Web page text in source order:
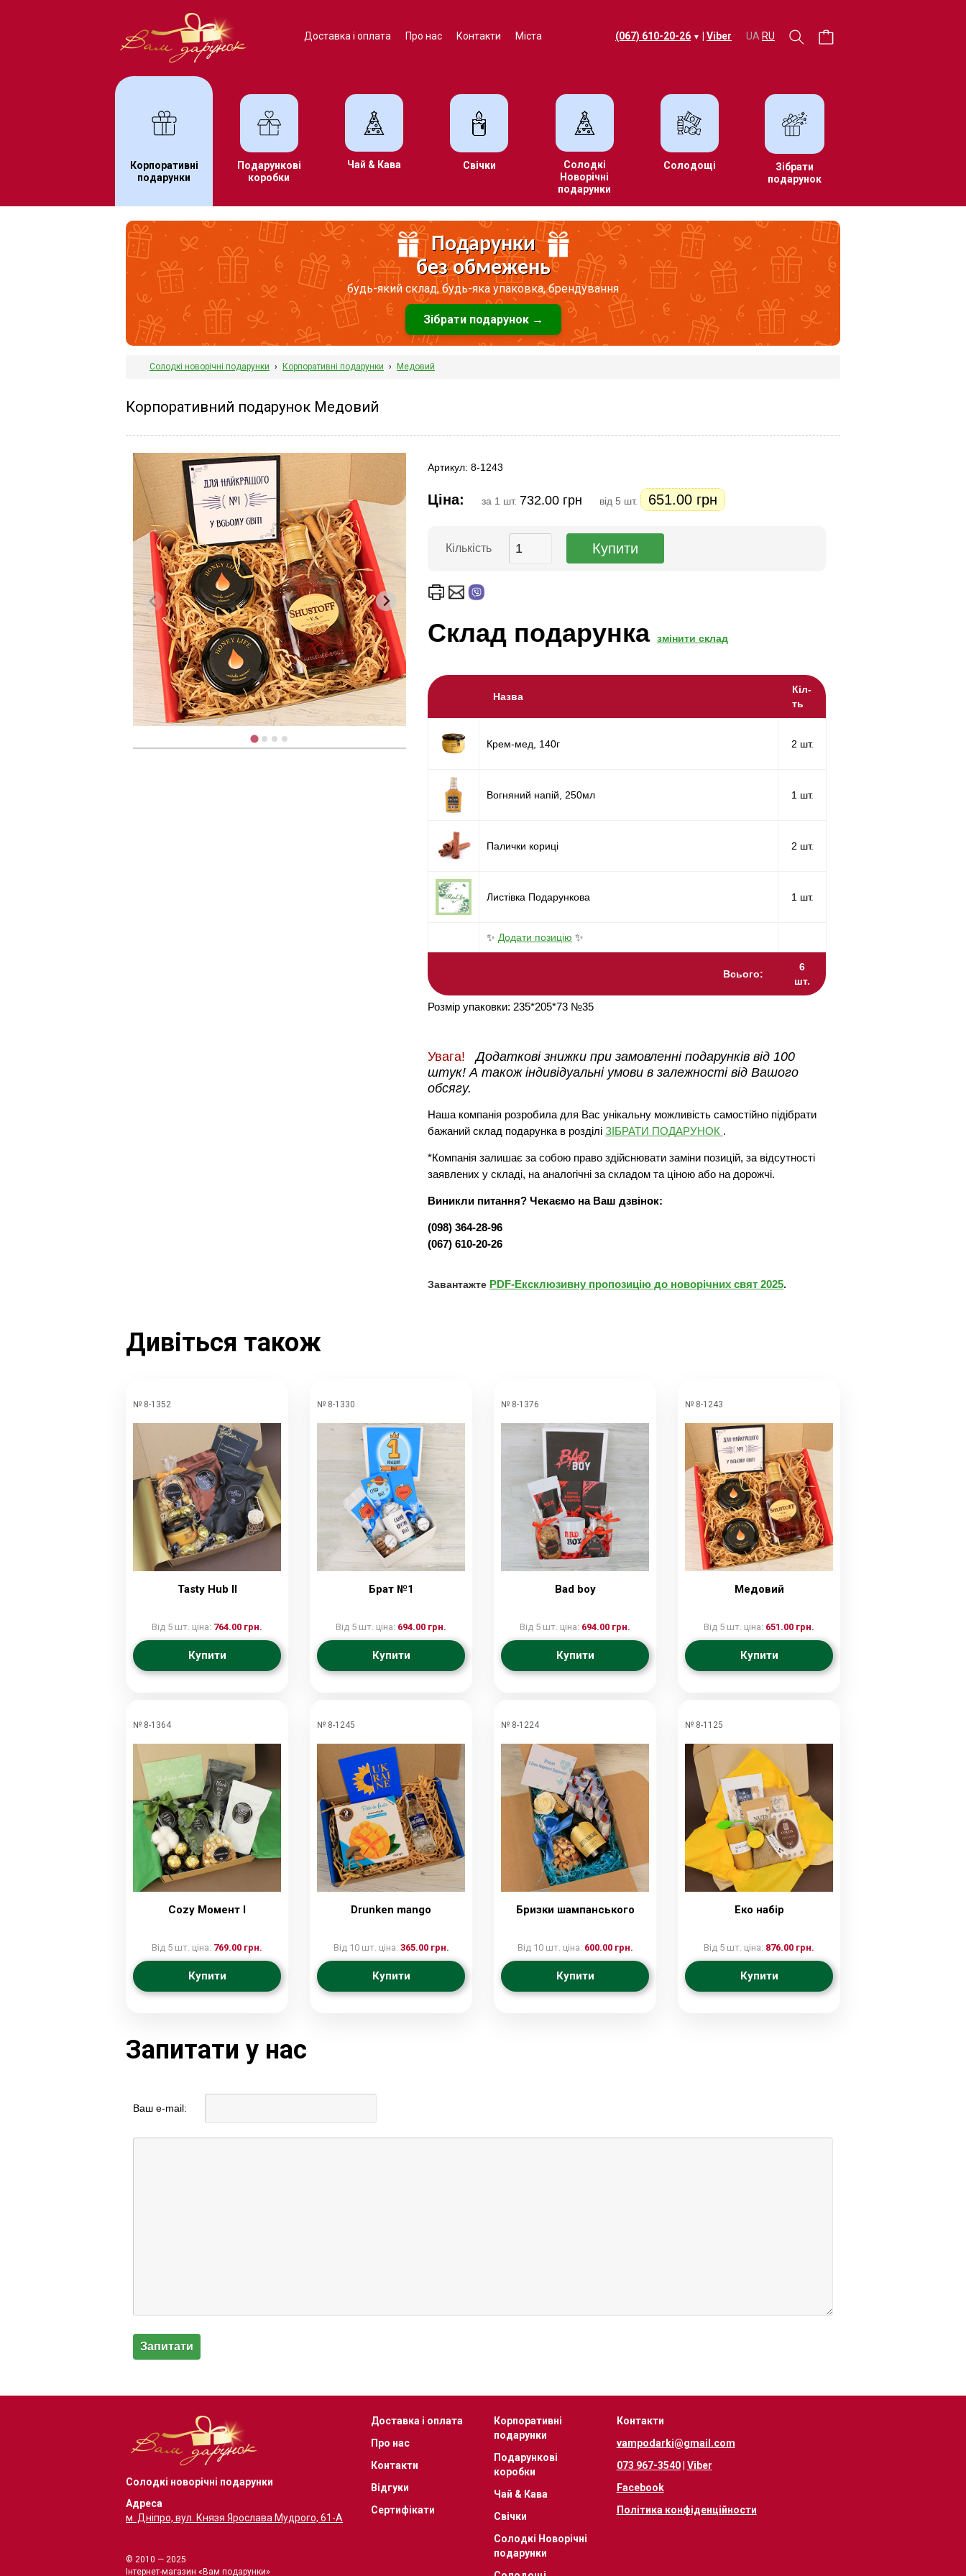
Доставка і оплата Про нас Контакти Міста (067) 610-20-26 ▼ Viber UA RU
Корпоративні
подарунки
Подарункові
коробки
Чай & Кава Свічки
Солодкі
Новорічні
подарунки
Солодощі
Зібрати
подарунок
Подарунки
без обмежень
будь-який склад, будь-яка упаковка, брендування
Зібрати подарунок →
Солодкі новорічні подарунки › Корпоративні подарунки › Медовий
Корпоративний подарунок Медовий
Артикул: 8-1243
Ціна: за 1 шт. 732.00 грн від 5 шт. 651.00 грн
Кількість
Склад подарунка змінити склад
Назва
Кіл-
ть
Крем-мед, 140г 2 шт.
Вогняний напій, 250мл 1 шт.
Палички кориці 2 шт.
Листівка Подарункова 1 шт.
✨ Додати позицію ✨
Всього:
6
шт.
Розмір упаковки: 235*205*73 №35
Увага!
Додаткові знижки при замовленні подарунків від 100
штук! А також індивідуальні умови в залежності від Вашого
обсягу.
Наша компанія розробила для Вас унікальну можливість самостійно підібрати
бажаний склад подарунка в розділі ЗІБРАТИ ПОДАРУНОК .
*Компанія залишає за собою право здійснювати заміни позицій, за відсутності
заявлених у складі, на аналогічні за складом та ціною або на дорожчі.
Виникли питання? Чекаємо на Ваш дзвінок:
(098) 364-28-96
(067) 610-20-26
Завантажте PDF-Ексклюзивну пропозицію до новорічних свят 2025.
Дивіться також
№ 8-1352
Tasty Hub II
Від 5 шт. ціна: 764.00 грн.
Купити
№ 8-1330
Брат №1
Від 5 шт. ціна: 694.00 грн.
Купити
№ 8-1376
Bad boy
Від 5 шт. ціна: 694.00 грн.
Купити
№ 8-1243
Медовий
Від 5 шт. ціна: 651.00 грн.
Купити
№ 8-1364
Cozy Момент I
Від 5 шт. ціна: 769.00 грн.
Купити
№ 8-1245
Drunken mango
Від 10 шт. ціна: 365.00 грн.
Купити
№ 8-1224
Бризки шампанського
Від 10 шт. ціна: 600.00 грн.
Купити
№ 8-1125
Еко набір
Від 5 шт. ціна: 876.00 грн.
Купити
Запитати у нас
Ваш e-mail:
Солодкі новорічні подарунки
Адреса
м. Дніпро, вул. Князя Ярослава Мудрого, 61-А
© 2010 — 2025
Інтернет-магазин «Вам подарунки»
Доставка і оплата
Про нас
Контакти
Відгуки
Сертифікати
Корпоративні
подарунки
Подарункові
коробки
Чай & Кава
Свічки
Солодкі Новорічні
подарунки
Контакти
vampodarki@gmail.com
073 967-3540| Viber
Facebook
Політика конфіденційности